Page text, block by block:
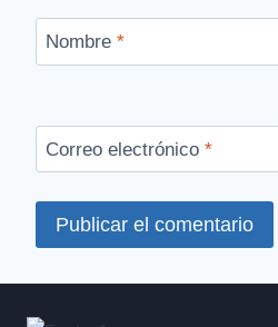
Nombre *
Correo electrónico *